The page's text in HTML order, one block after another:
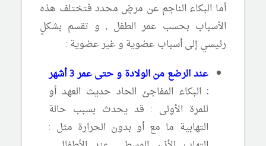
أما البكاء الناجم عن مرضٍ محدد فتختلف هذه
الأسباب بحسب عمر الطفل , و تقسم بشكلٍ
رئيسي إلى أسباب عضوية و غير عضوية :
عند الرضع من الولادة و حتى عمر 3 أشهر
: البكاء المفاجئ الحاد حديث العهد أو
للمرة الأولى : قد يحدث بسبب حالة
التهابية ما مع أو بدون الحرارة مثل :